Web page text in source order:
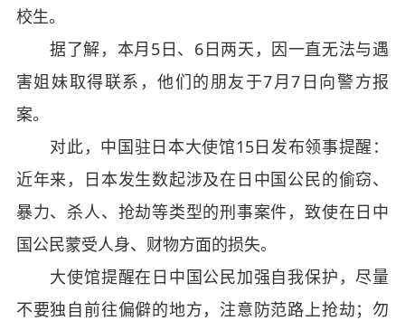
校生。
据了解，本月5日、6日两天，因一直无法与遇
害姐妹取得联系，他们的朋友于7月7日向警方报
案。
对此，中国驻日本大使馆15日发布领事提醒：
近年来，日本发生数起涉及在日中国公民的偷窃、
暴力、杀人、抢劫等类型的刑事案件，致使在日中
国公民蒙受人身、财物方面的损失。
大使馆提醒在日中国公民加强自我保护，尽量
不要独自前往偏僻的地方，注意防范路上抢劫；勿